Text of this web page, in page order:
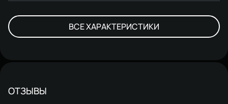
ВСЕ ХАРАКТЕРИСТИКИ
ОТЗЫВЫ